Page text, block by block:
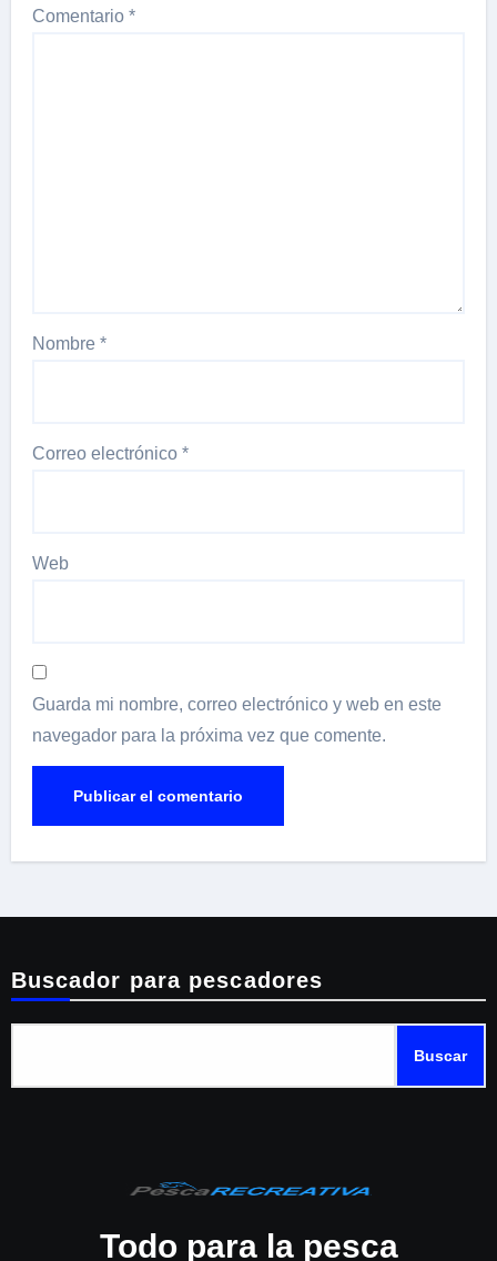
Comentario*
Nombre*
Correo electrónico*
Web
Guarda mi nombre, correo electrónico y web en este
navegador para la próxima vez que comente.
Buscador para pescadores
Buscar
Todo para la pesca